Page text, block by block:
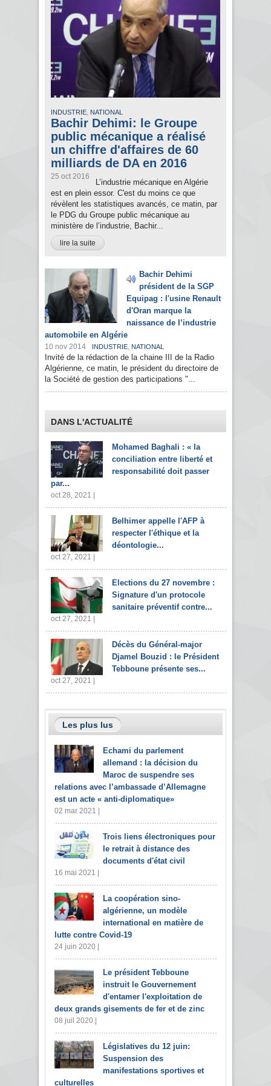
INDUSTRIE, NATIONAL
Bachir Dehimi: le Groupe
public mécanique a réalisé
un chiffre d'affaires de 60
milliards de DA en 2016
25 oct 2016
L’industrie mécanique en Algérie
est en plein essor. C'est du moins ce que
révèlent les statistiques avancés, ce matin, par
le PDG du Groupe public mécanique au
ministère de l’industrie, Bachir...
lire la suite
Bachir Dehimi
président de la SGP
Equipag : l'usine Renault
d'Oran marque la
naissance de l’industrie
automobile en Algérie
10 nov 2014 INDUSTRIE, NATIONAL
Invité de la rédaction de la chaine III de la Radio
Algérienne, ce matin, le président du directoire de
la Société de gestion des participations "...
DANS L'ACTUALITÉ
Mohamed Baghali : « la
conciliation entre liberté et
responsabilité doit passer
par...
oct 28, 2021 |
Belhimer appelle l'AFP à
respecter l'éthique et la
déontologie...
oct 27, 2021 |
Elections du 27 novembre :
Signature d'un protocole
sanitaire préventif contre...
oct 27, 2021 |
Décès du Général-major
Djamel Bouzid : le Président
Tebboune présente ses...
oct 27, 2021 |
Les plus lus
Echami du parlement
allemand : la décision du
Maroc de suspendre ses
relations avec l’ambassade d’Allemagne
est un acte « anti-diplomatique»
02 mar 2021 |
Trois liens électroniques pour
le retrait à distance des
documents d'état civil
16 mai 2021 |
La coopération sino-
algérienne, un modèle
international en matière de
lutte contre Covid-19
24 juin 2020 |
Le président Tebboune
instruit le Gouvernement
d'entamer l'exploitation de
deux grands gisements de fer et de zinc
08 juil 2020 |
Législatives du 12 juin:
Suspension des
manifestations sportives et
culturelles